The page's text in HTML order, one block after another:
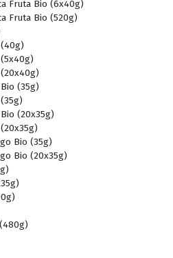
Fruta Bio (6x40g)
Fruta Bio (520g)
(35g)
(20x35g)
Bio (35g)
Bio (20x35g)